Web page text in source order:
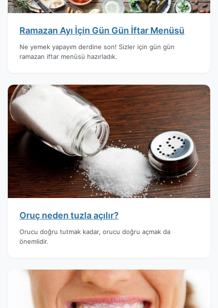
Ramazan Ayı İçin Gün Gün İftar Menüsü
Ne yemek yapayım derdine son! Sizler için gün gün
ramazan iftar menüsü hazırladık.
Oruç neden tuzla açılır?
Orucu doğru tutmak kadar, orucu doğru açmak da
önemlidir.